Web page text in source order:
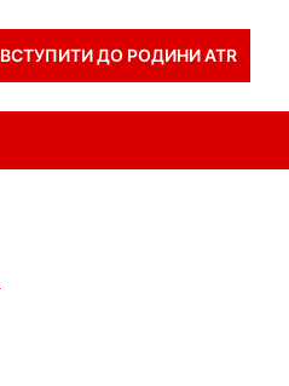
ВСТУПИТИ ДО РОДИНИ ATR